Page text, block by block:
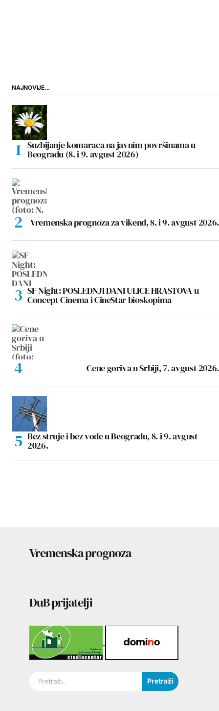
NAJNOVIJE...
Suzbijanje komaraca na javnim površinama u
Beogradu (8. i 9. avgust 2026)
Vremenska prognoza za vikend, 8. i 9. avgust 2026.
SF Night: POSLEDNJI DANI ULICE HRASTOVA u
Concept Cinema i CineStar bioskopima
Cene goriva u Srbiji, 7. avgust 2026.
Bez struje i bez vode u Beogradu, 8. i 9. avgust
2026.
Vremenska prognoza
DuB prijatelji
Pretraži